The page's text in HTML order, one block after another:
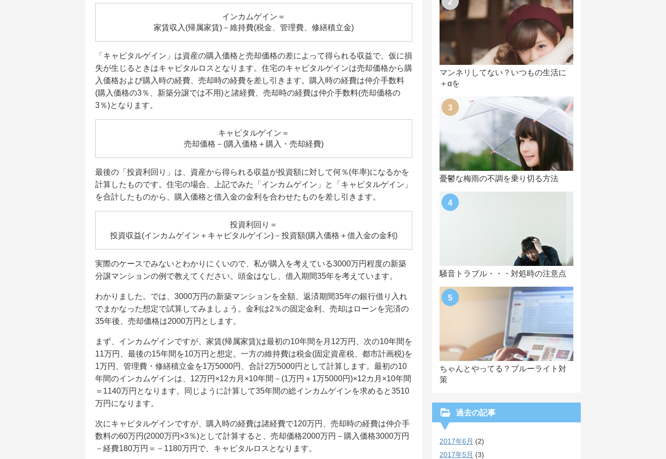
インカムゲイン＝
家賃収入(帰属家賃)－維持費(税金、管理費、修繕積立金)
「キャピタルゲイン」は資産の購入価格と売却価格の差によって得られる収益で、仮に損
失が生じるときはキャピタルロスとなります。住宅のキャピタルゲインは売却価格から購
入価格および購入時の経費、売却時の経費を差し引きます。購入時の経費は仲介手数料
(購入価格の3％、新築分譲では不用)と諸経費、売却時の経費は仲介手数料(売却価格の
3％)となります。
キャピタルゲイン＝
売却価格－(購入価格＋購入・売却経費)
最後の「投資利回り」は、資産から得られる収益が投資額に対して何％(年率)になるかを
計算したものです。住宅の場合、上記でみた「インカムゲイン」と「キャピタルゲイン」
を合計したものから、購入価格と借入金の金利を合わせたものを差し引きます。
投資利回り＝
投資収益(インカムゲイン＋キャピタルゲイン)－投資額(購入価格＋借入金の金利)
実際のケースでみないとわかりにくいので、私が購入を考えている3000万円程度の新築
分譲マンションの例で教えてください。頭金はなし、借入期間35年を考えています。
わかりました。では、3000万円の新築マンションを全額、返済期間35年の銀行借り入れ
でまかなった想定で試算してみましょう。金利は2％の固定金利、売却はローンを完済の
35年後、売却価格は2000万円とします。
まず、インカムゲインですが、家賃(帰属家賃)は最初の10年間を月12万円、次の10年間を
11万円、最後の15年間を10万円と想定。一方の維持費は税金(固定資産税、都市計画税)を
1万円、管理費・修繕積立金を1万5000円、合計2万5000円として計算します。最初の10
年間のインカムゲインは、12万円×12カ月×10年間－(1万円＋1万5000円)×12カ月×10年間
＝1140万円となります。同じように計算して35年間の総インカムゲインを求めると3510
万円になります。
次にキャピタルゲインですが、購入時の経費は諸経費で120万円、売却時の経費は仲介手
数料の60万円(2000万円×3％)として計算すると、売却価格2000万円－購入価格3000万円
－経費180万円＝－1180万円で、キャピタルロスとなります。
マンネリしてない？いつもの生活に
＋αを
憂鬱な梅雨の不調を乗り切る方法
騒音トラブル・・・対処時の注意点
ちゃんとやってる？ブルーライト対
策
過去の記事
2017年6月 (2)
2017年5月 (3)